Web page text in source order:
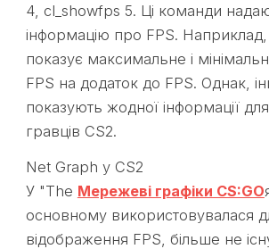
4, cl_showfps 5. Ці команди
інформацію про FPS.
показує максимальне і
FPS на додаток до FPS. Однак,
показують жодної інформації для
гравців CS2.
Net Graph у CS2
У "The Мережеві графіки CS:GO
основному використовувалася
відображення FPS, більше не